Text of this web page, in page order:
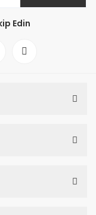
Edin